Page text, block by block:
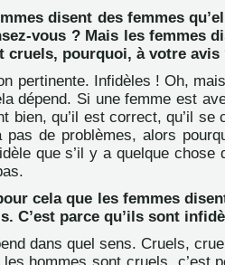
disent des femmes
vous ? Mais les femmes
cruels, pourquoi, à votre avis
pertinente. Infidèles ! Oh,
dépend. Si une femme est
bien, qu’il est correct, qu’il se
pas de problèmes, alors
que s’il y a quelque chose
cela que les femmes
C’est parce qu’ils sont
dans quel sens. Cruels,